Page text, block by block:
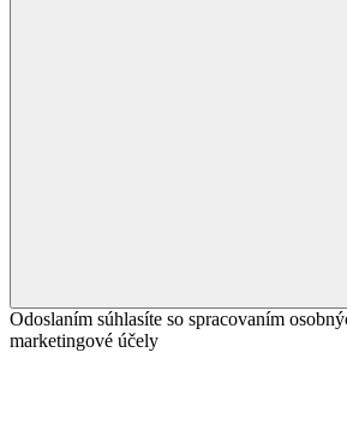
Odoslaním súhlasíte so spracovaním
marketingové účely